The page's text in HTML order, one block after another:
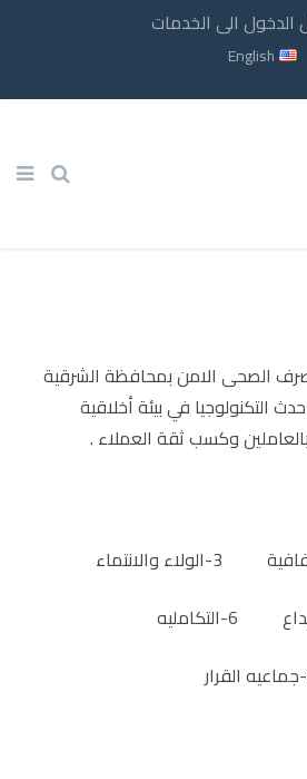
الدخول الى الخدمات
English
الصحى الامن بمحافظة الشرقية
التكنولوجيا في بيئة أخلاقية
وكسب ثقة العملاء .